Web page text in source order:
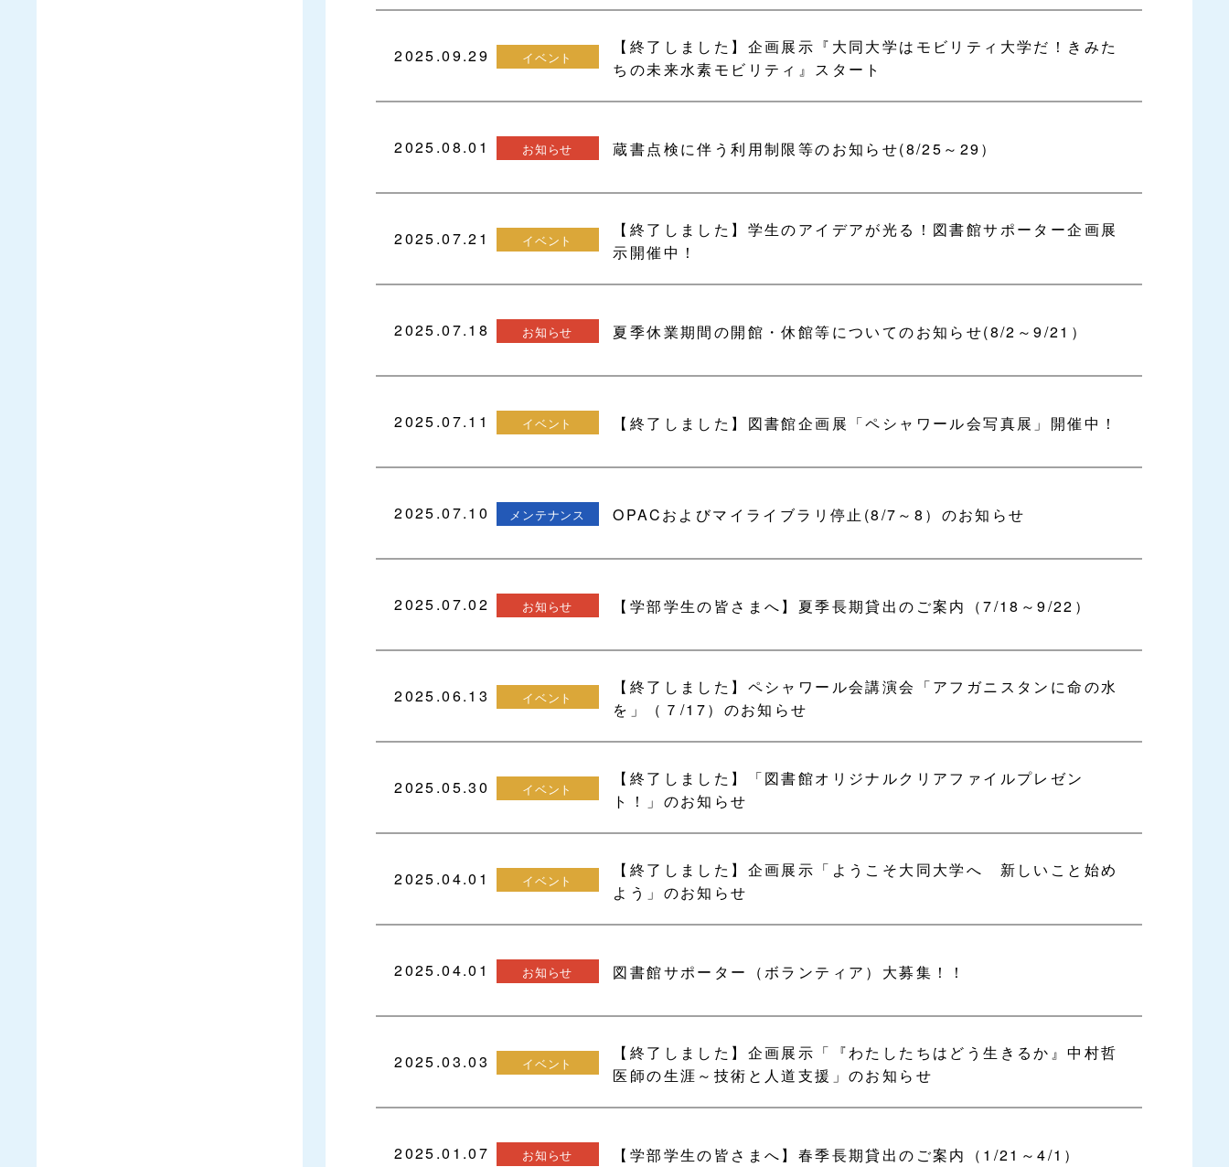
2025.09.29 イベント
【終了しました】企画展示『大同大学はモビリティ大学だ！きみた
ちの未来水素モビリティ』スタート
2025.08.01 お知らせ 蔵書点検に伴う利用制限等のお知らせ(8/25～29）
2025.07.21 イベント
【終了しました】学生のアイデアが光る！図書館サポーター企画展
示開催中！
2025.07.18 お知らせ 夏季休業期間の開館・休館等についてのお知らせ(8/2～9/21）
2025.07.11 イベント 【終了しました】図書館企画展「ペシャワール会写真展」開催中！
2025.07.10 メンテナンス OPACおよびマイライブラリ停止(8/7～8）のお知らせ
2025.07.02 お知らせ 【学部学生の皆さまへ】夏季長期貸出のご案内（7/18～9/22）
2025.06.13 イベント
【終了しました】ペシャワール会講演会「アフガニスタンに命の水
を」（７/17）のお知らせ
2025.05.30 イベント
【終了しました】「図書館オリジナルクリアファイルプレゼン
ト！」のお知らせ
2025.04.01 イベント
【終了しました】企画展示「ようこそ大同大学へ 新しいこと始め
よう」のお知らせ
2025.04.01 お知らせ 図書館サポーター（ボランティア）大募集！！
2025.03.03 イベント
【終了しました】企画展示「『わたしたちはどう生きるか』中村哲
医師の生涯～技術と人道支援」のお知らせ
2025.01.07 お知らせ 【学部学生の皆さまへ】春季長期貸出のご案内（1/21～4/1）